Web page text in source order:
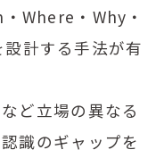
Where・Why・
計する手法が有
ど立場の異なる
識のギャップを